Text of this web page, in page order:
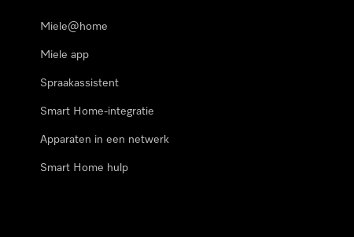
Miele@home
Miele app
Spraakassistent
Smart Home-integratie
Apparaten in een netwerk
Smart Home hulp